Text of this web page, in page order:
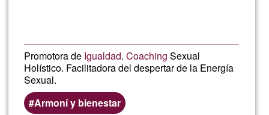
Promotora de Igualdad.Coaching Sexual
Holístico. Facilitadora del despertar de la Energía
Sexual.
Armoní y bienestar